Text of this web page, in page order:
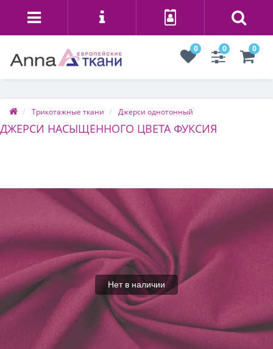
0 0 0
Трикотажные ткани Джерси однотонный
ДЖЕРСИ НАСЫЩЕННОГО ЦВЕТА ФУКСИЯ
Нет в наличии